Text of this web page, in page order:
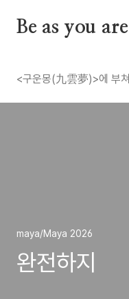
Be as you are
<구운몽(九雲夢)>에 부쳐
maya/Maya 2026
완전하지